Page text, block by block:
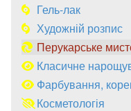
Гель-лак
Художній розпис
Перукарське
Класичне
Фарбування,
Косметологія